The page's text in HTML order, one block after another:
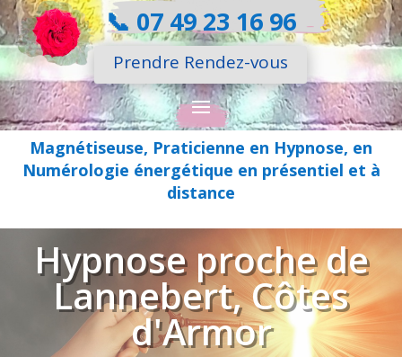
📞 07 49 23 16 96
Prendre Rendez-vous
Magnétiseuse, Praticienne en Hypnose, en
Numérologie énergétique en présentiel et à
distance
Hypnose proche de
Lannebert, Côtes
d'Armor